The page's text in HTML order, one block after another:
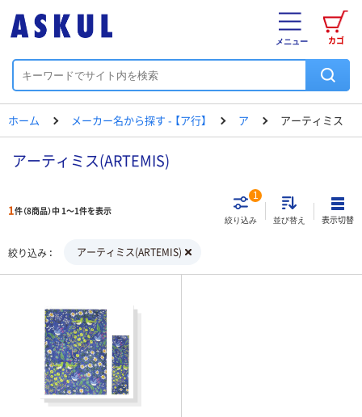
カゴ
メニュー
ホーム メーカー名から探す - 【ア行】 ア アーティミス
アーティミス(ARTEMIS)
1件（8商品）中 1～1件を表示
絞り込み
1
並び替え 表示切替
絞り込み アーティミス(ARTEMIS)